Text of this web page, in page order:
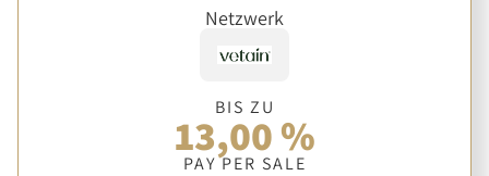
Netzwerk
BIS ZU
13,00 %
PAY PER SALE